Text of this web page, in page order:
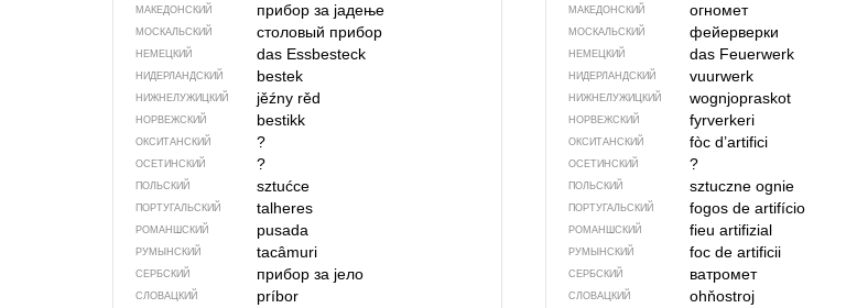
МАКЕДОНСКИЙ прибор за јадење
МОСКАЛЬСКИЙ столовый прибор
НЕМЕЦКИЙ das Essbesteck
НИДЕРЛАНДСКИЙ bestek
НИЖНЕЛУЖИЦКИЙ jěźny rěd
НОРВЕЖСКИЙ bestikk
ОКСИТАНСКИЙ ?
ОСЕТИНСКИЙ ?
ПОЛЬСКИЙ sztućce
ПОРТУГАЛЬСКИЙ talheres
РОМАНШСКИЙ pusada
РУМЫНСКИЙ tacâmuri
СЕРБСКИЙ прибор за јело
СЛОВАЦКИЙ príbor
МАКЕДОНСКИЙ огномет
МОСКАЛЬСКИЙ фейерверки
НЕМЕЦКИЙ das Feuerwerk
НИДЕРЛАНДСКИЙ vuurwerk
НИЖНЕЛУЖИЦКИЙ wognjopraskot
НОРВЕЖСКИЙ fyrverkeri
ОКСИТАНСКИЙ fòc d’artifici
ОСЕТИНСКИЙ ?
ПОЛЬСКИЙ sztuczne ognie
ПОРТУГАЛЬСКИЙ fogos de artifício
РОМАНШСКИЙ fieu artifizial
РУМЫНСКИЙ foc de artificii
СЕРБСКИЙ ватромет
СЛОВАЦКИЙ ohňostroj